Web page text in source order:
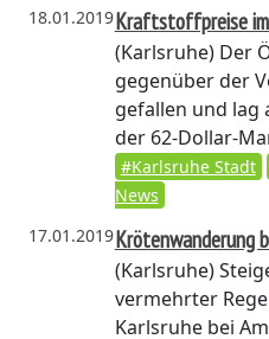
18.01.2019Kraftstoffpreise
(Karlsruhe)Der
gegenüber der
gefallen und lag
der 62-Dollar-
#Karlsruhe Stadt
News
17.01.2019Krötenwanderung
(Karlsruhe)
vermehrter
Karlsruhe bei